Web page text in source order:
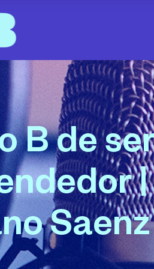
B de
|
Saenz